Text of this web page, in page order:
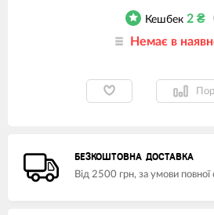
Кешбек 2 ₴
Немає в
БЕЗКОШТОВНА ДОСТАВКА
Від 2500 грн, за умови